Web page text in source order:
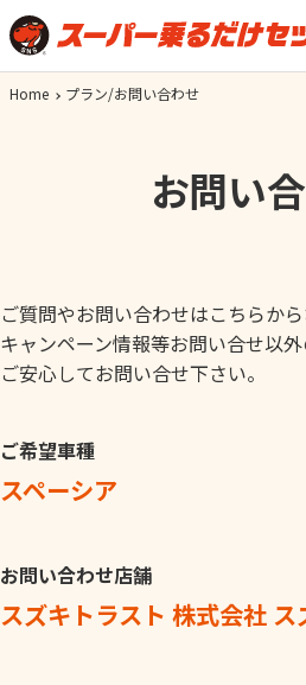
Home プラン/お問い合わせ
お問い
ご質問やお問い合わせはこちらから
キャンペーン情報等お問い合せ以
ご安心してお問い合せ下さい。
ご希望車種
スペーシア
お問い合わせ店舗
スズキトラスト 株式会社